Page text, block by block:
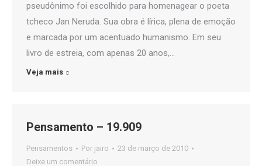
pseudônimo foi escolhido para homenagear o poeta
tcheco Jan Neruda. Sua obra é lírica, plena de emoção
e marcada por um acentuado humanismo. Em seu
livro de estreia, com apenas 20 anos,…
Veja mais
Pensamento – 19.909
Pensamentos Por jairo
23 de março de 2010
Deixe um comentário